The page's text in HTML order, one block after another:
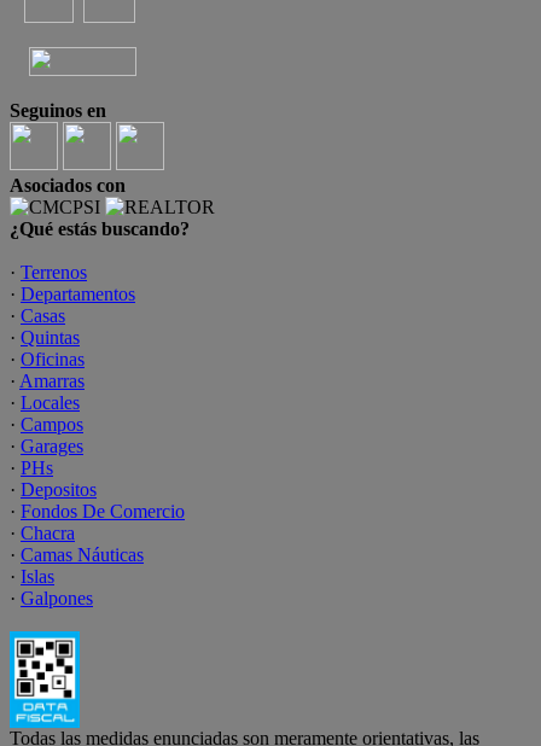
Seguinos en
Asociados con
¿Qué estás buscando?
· Terrenos
· Departamentos
· Casas
· Quintas
· Oficinas
· Amarras
· Locales
· Campos
· Garages
· PHs
· Depositos
· Fondos De Comercio
· Chacra
· Camas Náuticas
· Islas
· Galpones
Todas las medidas enunciadas son meramente orientativas, las